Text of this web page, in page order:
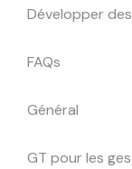
Développer
FAQs
Général
GT pour les